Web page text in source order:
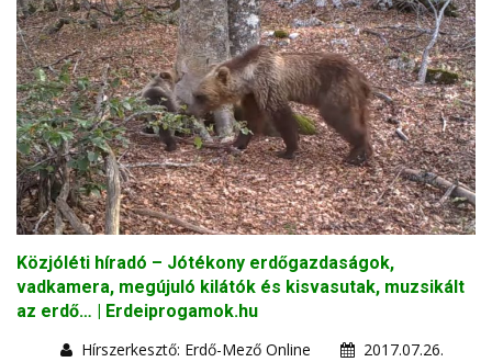
Közjóléti híradó – Jótékony erdőgazdaságok,
vadkamera, megújuló kilátók és kisvasutak, muzsikált
az erdő… | Erdeiprogamok.hu
Hírszerkesztő: Erdő-Mező Online
2017.07.26.